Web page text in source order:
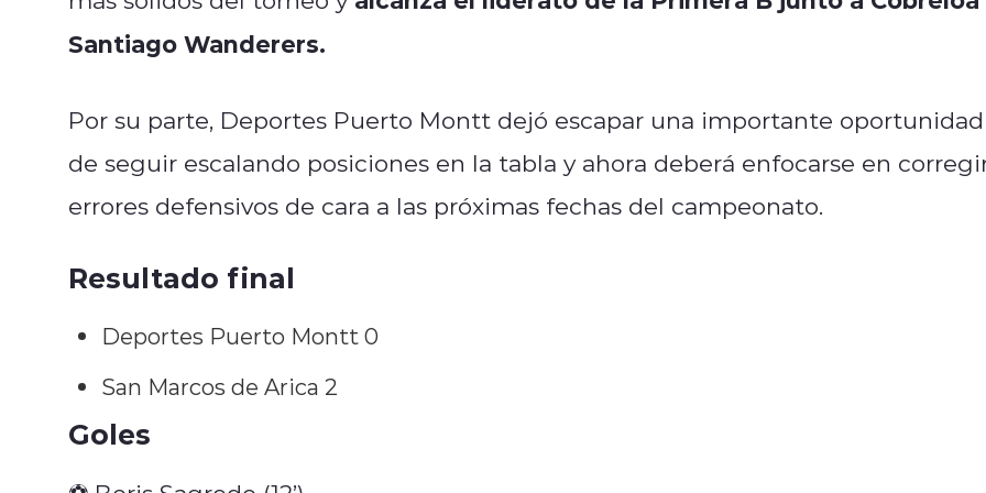
Santiago Wanderers.
Por su parte, Deportes Puerto Montt dejó escapar una importante oportunidad
de seguir escalando posiciones en la tabla y ahora deberá enfocarse en
errores defensivos de cara a las próximas fechas del campeonato.
Resultado final
Deportes Puerto Montt 0
San Marcos de Arica 2
Goles